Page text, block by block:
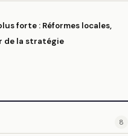
forte : Réformes locales,
de la stratégie
8